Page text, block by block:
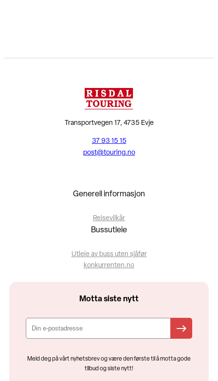
Transportvegen 17, 4735 Evje
37 93 15 15
post@touring.no
Generell informasjon
Reisevilkår
Bussutleie
Utleie av buss uten sjåfør
konkurrenten.no
Motta siste nytt
Meld deg på vårt nyhetsbrev og være den første til å motta gode
tilbud og siste nytt!